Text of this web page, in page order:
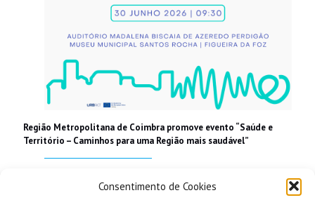
Consentimento de Cookies
Região Metropolitana de Coimbra promove evento “Saúde e
Território – Caminhos para uma Região mais saudável”
Read more